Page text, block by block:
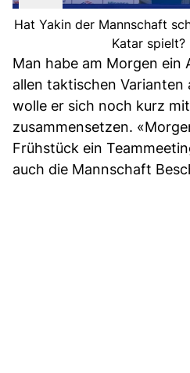
Hat Yakin der Mannschaft
Katar spielt?
Man habe am Morgen ein
allen taktischen Varianten
wolle er sich noch kurz
zusammensetzen.
Frühstück ein
auch die Mannschaft